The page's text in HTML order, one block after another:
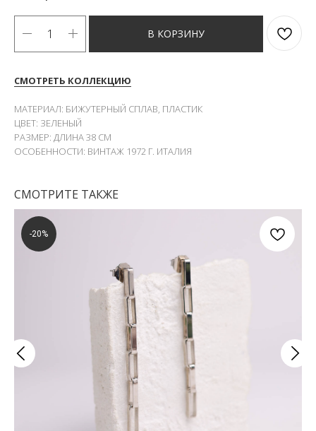
В КОРЗИНУ
СМОТРЕТЬ КОЛЛЕКЦИЮ
МАТЕРИАЛ: БИЖУТЕРНЫЙ СПЛАВ, ПЛАСТИК
ЦВЕТ: ЗЕЛЕНЫЙ
РАЗМЕР: ДЛИНА 38 СМ
ОСОБЕННОСТИ: ВИНТАЖ 1972 Г. ИТАЛИЯ
СМОТРИТЕ ТАКЖЕ
-20%